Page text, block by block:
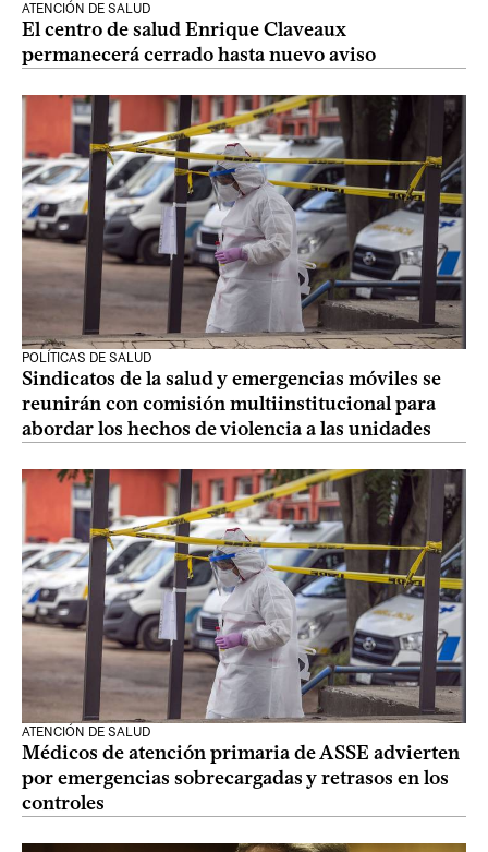
ATENCIÓN DE SALUD
El centro de salud Enrique Claveaux
permanecerá cerrado hasta nuevo aviso
POLÍTICAS DE SALUD
Sindicatos de la salud y emergencias móviles se
reunirán con comisión multiinstitucional para
abordar los hechos de violencia a las unidades
ATENCIÓN DE SALUD
Médicos de atención primaria de ASSE advierten
por emergencias sobrecargadas y retrasos en los
controles